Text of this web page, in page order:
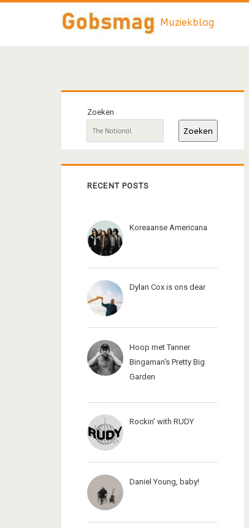
Muziekblog
Primaire
sidebar
Zoeken
Zoeken
RECENT POSTS
Koreaanse Americana
Dylan Cox is ons dear
Hoop met Tanner
Bingaman's Pretty Big
Garden
Rockin' with RUDY
Daniel Young, baby!